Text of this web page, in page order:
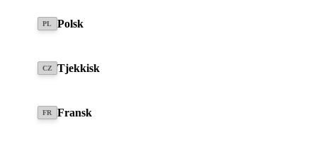
Ladeadapter Type 2 Stecker für unterwegs
PL Polsk
CZ Tjekkisk
FR Fransk